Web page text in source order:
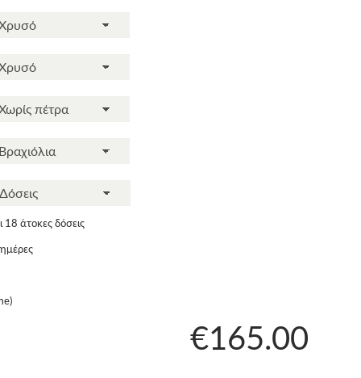
άτοκες δόσεις
€165.00